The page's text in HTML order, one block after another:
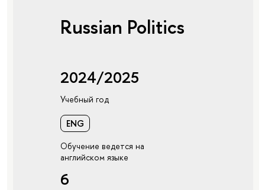
Russian Politics
2024/2025
Учебный год
ENG
Обучение ведется на
английском языке
6